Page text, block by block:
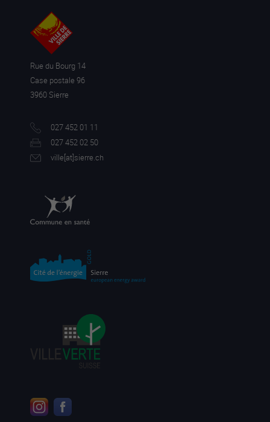
Rue du Bourg 14
Case postale 96
3960 Sierre
027 452 01 11
027 452 02 50
ville[at]sierre.ch